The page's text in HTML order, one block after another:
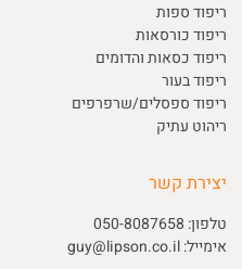
ריפוד ספות
ריפוד כורסאות
ריפוד כסאות והדומים
ריפוד בעור
ריפוד ספסלים/שרפרפים
ריהוט עתיק
יצירת קשר
טלפון: 050-8087658
אימייל:guy@lipson.co.il